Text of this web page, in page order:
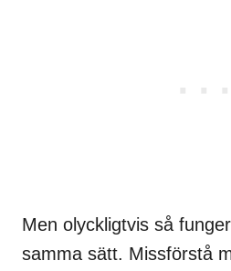
Men olyckligtvis så
samma sätt. Missförstå